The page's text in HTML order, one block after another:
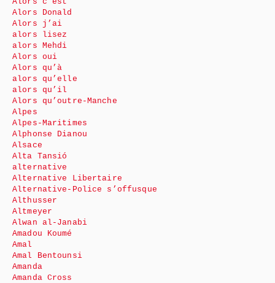
Alors Donald
Alors j’ai
alors lisez
alors Mehdi
Alors oui
Alors qu’à
alors qu’elle
alors qu’il
Alors qu’outre-Manche
Alpes
Alpes-Maritimes
Alphonse Dianou
Alsace
Alta Tansió
alternative
Alternative Libertaire
Alternative-Police s’offusque
Althusser
Altmeyer
Alwan al-Janabi
Amadou Koumé
Amal
Amal Bentounsi
Amanda
Amanda Cross